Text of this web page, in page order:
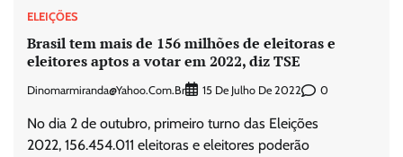
ELEIÇÕES
Brasil tem mais de 156 milhões de eleitoras e
eleitores aptos a votar em 2022, diz TSE
Dinomarmiranda@yahoo.com.br 15 De Julho De 2022 0
No dia 2 de outubro, primeiro turno das Eleições
2022, 156.454.011 eleitoras e eleitores poderão